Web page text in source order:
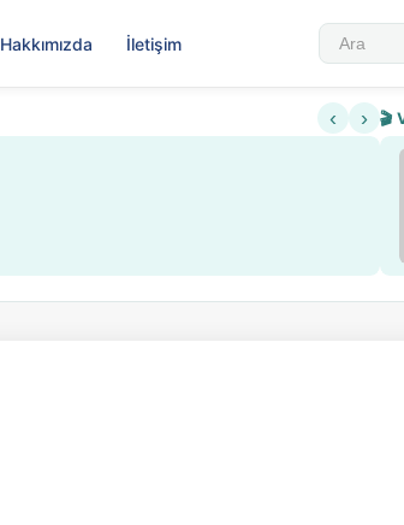
Hakkımızda İletişim
‹ ›
Nadir içeriklere kısıtlama ve
🎬